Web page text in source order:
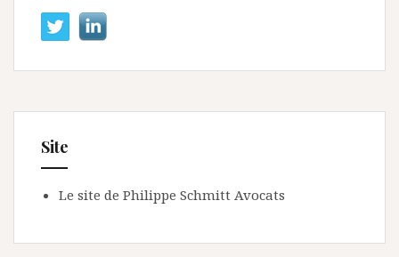
Site
Le site de Philippe Schmitt Avocats